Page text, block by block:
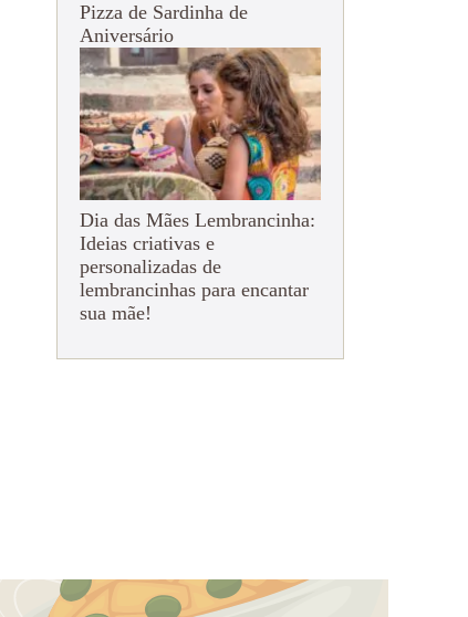
Pizza de Sardinha de
Aniversário
Dia das Mães Lembrancinha:
Ideias criativas e
personalizadas de
lembrancinhas para encantar
sua mãe!